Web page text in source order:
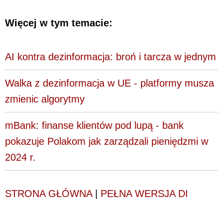
Więcej w tym temacie:
AI kontra dezinformacja: broń i tarcza w jednym
Walka z dezinformacja w UE - platformy musza
zmienic algorytmy
mBank: finanse klientów pod lupą - bank
pokazuje Polakom jak zarządzali pieniędzmi w
2024 r.
STRONA GŁÓWNA| PEŁNA WERSJA DI